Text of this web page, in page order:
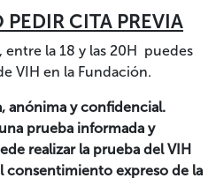
PEDIR CITA PREVIA
entre la 18 y las 20H puedes
VIH en la Fundación.
anónima y confidencial.
prueba informada y
realizar la prueba del VIH
consentimiento expreso de la